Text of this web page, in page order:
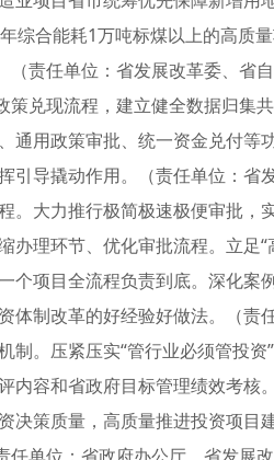
综合能耗1万吨标煤以上的高
（责任单位：省发展改革委、省
策兑现流程，建立健全数据归集
通用政策审批、统一资金兑付
引导撬动作用。（责任单位：
。大力推行极简极速极便审批
办理环节、优化审批流程。立足
个项目全流程负责到底。深化
体制改革的好经验好做法。（
制。压紧压实“管行业必须管投
内容和省政府目标管理绩效考
决策质量，高质量推进投资项